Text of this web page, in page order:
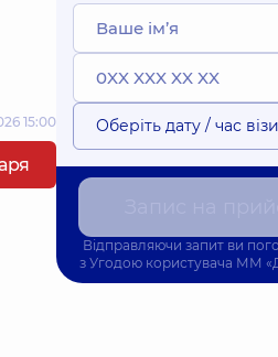
15:00 Оберіть дату / час
Відправляючи запит ви
з Угодою користувача ММ